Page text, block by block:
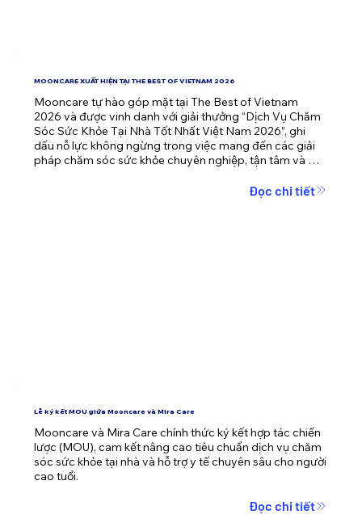
MOONCARE XUẤT HIỆN TẠI THE BEST OF VIETNAM 2026
Mooncare tự hào góp mặt tại The Best of Vietnam
2026 và được vinh danh với giải thưởng “Dịch Vụ Chăm
Sóc Sức Khỏe Tại Nhà Tốt Nhất Việt Nam 2026”, ghi
dấu nỗ lực không ngừng trong việc mang đến các giải
pháp chăm sóc sức khỏe chuyên nghiệp, tận tâm và
Đọc chi tiết
Lễ ký kết MOU giữa Mooncare và Mira Care
Mooncare và Mira Care chính thức ký kết hợp tác chiến
lược (MOU), cam kết nâng cao tiêu chuẩn dịch vụ chăm
sóc sức khỏe tại nhà và hỗ trợ y tế chuyên sâu cho người
cao tuổi.
Đọc chi tiết